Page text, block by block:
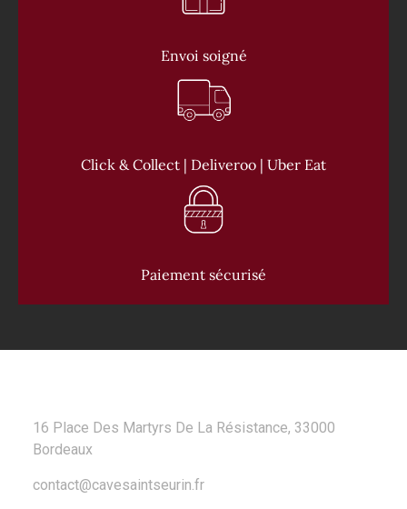
Envoi soigné
Click & Collect | Deliveroo | Uber Eat
Paiement sécurisé
16 Place Des Martyrs De La Résistance, 33000
Bordeaux
contact@cavesaintseurin.fr